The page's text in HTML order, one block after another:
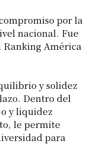
por la
nacional. Fue
Ranking América
y solidez
Dentro del
y liquidez
le permite
para